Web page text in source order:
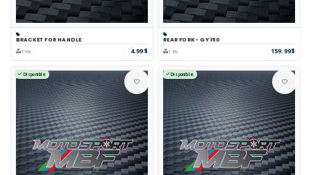
BRACKET FOR HANDLE
1 inv. 4.99$
REAR FORK- GY 150
1 inv. 159.99$
Disponible Disponible